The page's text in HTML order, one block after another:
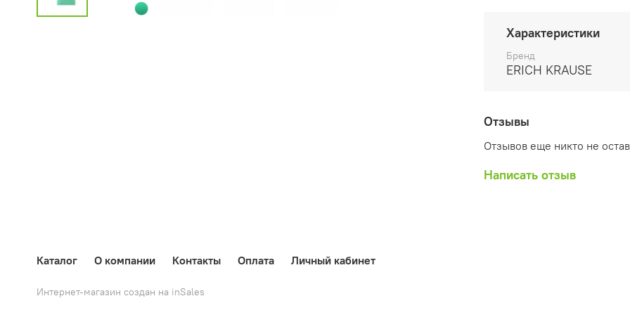
Поставляется в
Характеристики
Бренд
ERICH KRAUSE
Отзывы
Отзывов еще никто не
Написать отзыв
Каталог О компании Контакты Оплата Личный кабинет
Интернет-магазин создан на inSales